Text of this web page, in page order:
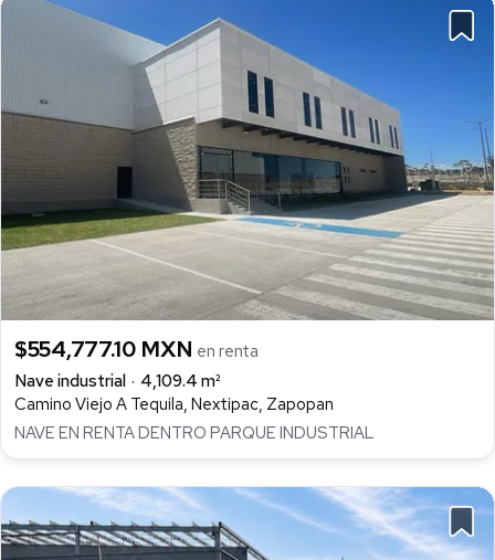
$554,777.10 MXN en renta
Nave industrial
4,109.4 m²
Camino Viejo A Tequila, Nextipac, Zapopan
NAVE EN RENTA DENTRO PARQUE INDUSTRIAL